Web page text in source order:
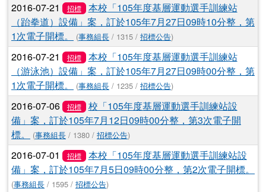
2016-07-21 招標
本校「105年度基層運動選手訓練站
（跆拳道）設備」案，訂於105年7月27日09時10分整，第
1次電子開標。
(事務組長 / 1315 / 招標公告)
2016-07-21 招標
本校「105年度基層運動選手訓練站
（游泳池）設備」案，訂於105年7月27日09時00分整，第
1次電子開標。
(事務組長 / 1235 / 招標公告)
2016-07-06 招標
校「105年度基層運動選手訓練站設
備」案，訂於105年7月12日09時00分整，第3次電子開
標。
(事務組長 / 1380 / 招標公告)
2016-07-01 招標
本校「105年度基層運動選手訓練站設
備」案，訂於105年7月5日09時00分整，第2次電子開標。
(事務組長 / 1595 / 招標公告)